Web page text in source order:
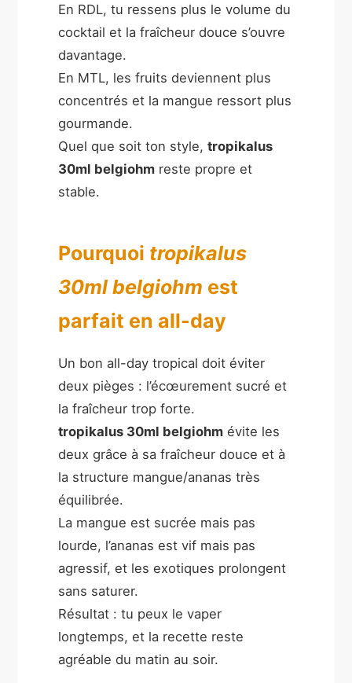
En RDL, tu ressens plus le volume du
cocktail et la fraîcheur douce s’ouvre
davantage.
En MTL, les fruits deviennent plus
concentrés et la mangue ressort plus
gourmande.
Quel que soit ton style,tropikalus
30ml belgiohm reste propre et
stable.
Pourquoi tropikalus
30ml belgiohm est
parfait en all-day
Un bon all-day tropical doit éviter
deux pièges : l’écœurement sucré et
la fraîcheur trop forte.
tropikalus 30ml belgiohm évite les
deux grâce à sa fraîcheur douce et à
la structure mangue/ananas très
équilibrée.
La mangue est sucrée mais pas
lourde, l’ananas est vif mais pas
agressif, et les exotiques prolongent
sans saturer.
Résultat : tu peux le vaper
longtemps, et la recette reste
agréable du matin au soir.